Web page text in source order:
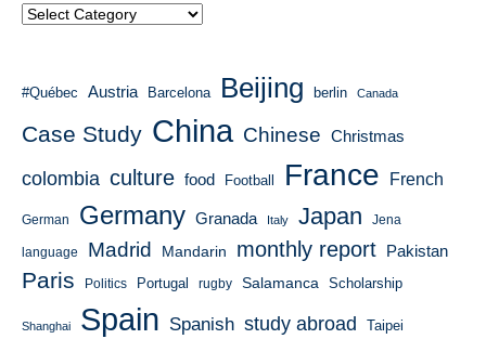
#Québec Austria Barcelona Beijing berlin Canada
Case Study China Chinese Christmas
colombia culture food Football France French
German Germany Granada Italy Japan Jena
language Madrid Mandarin monthly report Pakistan
Paris Politics Portugal rugby Salamanca Scholarship
Shanghai Spain Spanish study abroad Taipei